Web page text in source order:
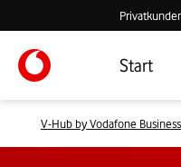
Verlassen
Start
V-Hub by Vodafone Business